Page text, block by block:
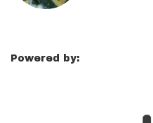
Powered by: